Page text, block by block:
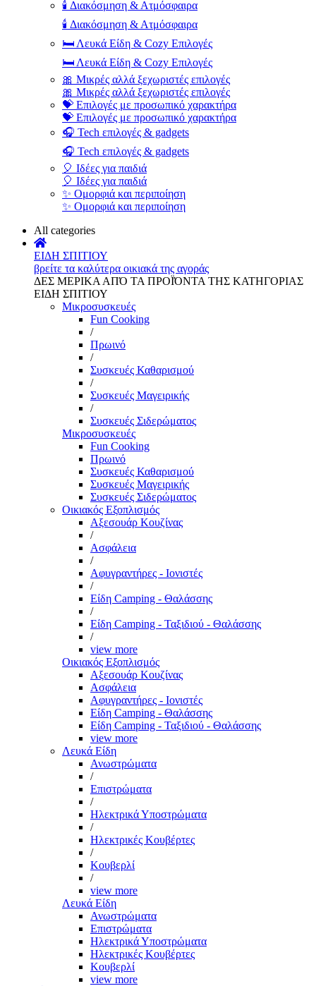
🕯️ Διακόσμηση & Ατμόσφαιρα
🕯️ Διακόσμηση & Ατμόσφαιρα
🛏️ Λευκά Είδη & Cozy Επιλογές
🛏️ Λευκά Είδη & Cozy Επιλογές
🎀 Μικρές αλλά ξεχωριστές επιλογές
🎀 Μικρές αλλά ξεχωριστές επιλογές
💝 Επιλογές με προσωπικό χαρακτήρα
💝 Επιλογές με προσωπικό χαρακτήρα
🎧 Tech επιλογές & gadgets
🎧 Tech επιλογές & gadgets
🎈 Ιδέες για παιδιά
🎈 Ιδέες για παιδιά
✨ Ομορφιά και περιποίηση
✨ Ομορφιά και περιποίηση
All categories
ΕΙΔΗ ΣΠΙΤΙΟΥ
βρείτε τα καλύτερα οικιακά της αγοράς
ΔΕΣ ΜΕΡΙΚΑ ΑΠΌ ΤΑ ΠΡΟΪΌΝΤΑ ΤΗΣ ΚΑΤΗΓΟΡΙΑΣ
ΕΙΔΗ ΣΠΙΤΙΟΥ
Μικροσυσκευές
Fun Cooking
/
Πρωινό
/
Συσκευές Καθαρισμού
/
Συσκευές Μαγειρικής
/
Συσκευές Σιδερώματος
Μικροσυσκευές
Fun Cooking
Πρωινό
Συσκευές Καθαρισμού
Συσκευές Μαγειρικής
Συσκευές Σιδερώματος
Οικιακός Εξοπλισμός
Αξεσουάρ Κουζίνας
/
Ασφάλεια
/
Αφυγραντήρες - Ιονιστές
/
Είδη Camping - Θαλάσσης
/
Είδη Camping - Ταξιδιού - Θαλάσσης
/
view more
Οικιακός Εξοπλισμός
Αξεσουάρ Κουζίνας
Ασφάλεια
Αφυγραντήρες - Ιονιστές
Είδη Camping - Θαλάσσης
Είδη Camping - Ταξιδιού - Θαλάσσης
view more
Λευκά Είδη
Ανωστρώματα
/
Επιστρώματα
/
Ηλεκτρικά Υποστρώματα
/
Ηλεκτρικές Κουβέρτες
/
Κουβερλί
/
view more
Λευκά Είδη
Ανωστρώματα
Επιστρώματα
Ηλεκτρικά Υποστρώματα
Ηλεκτρικές Κουβέρτες
Κουβερλί
view more